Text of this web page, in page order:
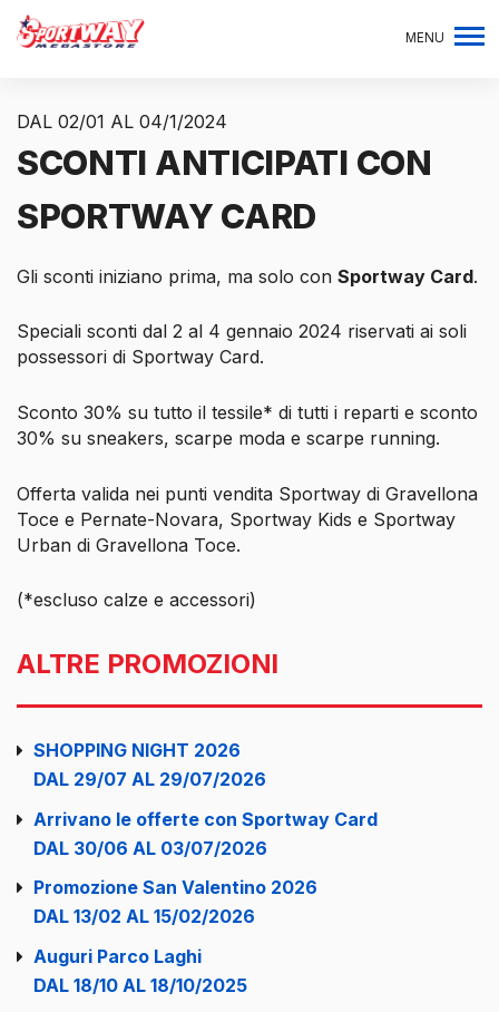
MENU
DAL 02/01 AL 04/1/2024
SCONTI ANTICIPATI CON
SPORTWAY CARD
Gli sconti iniziano prima, ma solo con Sportway Card.
Speciali sconti dal 2 al 4 gennaio 2024 riservati ai soli
possessori di Sportway Card.
Sconto 30% su tutto il tessile* di tutti i reparti e sconto
30% su sneakers, scarpe moda e scarpe running.
Offerta valida nei punti vendita Sportway di Gravellona
Toce e Pernate-Novara, Sportway Kids e Sportway
Urban di Gravellona Toce.
(*escluso calze e accessori)
ALTRE PROMOZIONI
SHOPPING NIGHT 2026
DAL 29/07 AL 29/07/2026
Arrivano le offerte con Sportway Card
DAL 30/06 AL 03/07/2026
Promozione San Valentino 2026
DAL 13/02 AL 15/02/2026
Auguri Parco Laghi
DAL 18/10 AL 18/10/2025